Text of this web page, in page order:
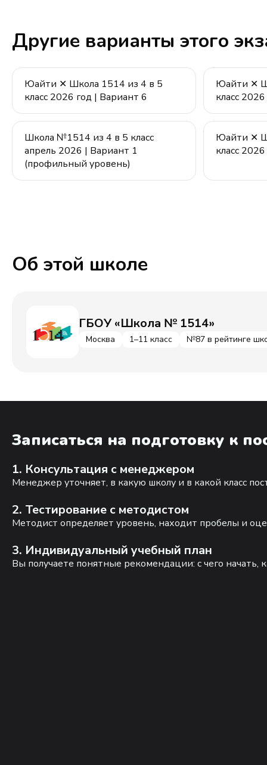
Другие варианты этого
Юайти ✕ Школа 1514 из 4 в 5
класс 2026 год | Вариант 6
Юайти ✕
класс
Школа №1514 из 4 в 5 класс
апрель 2026 | Вариант 1
(профильный уровень)
Юайти ✕
класс
Об этой школе
ГБОУ «Школа № 1514»
Москва 1–11 класс №87 в рейтинге
Записаться на подготовку к
1. Консультация с менеджером
Менеджер уточняет, в какую школу и в какой класс
2. Тестирование с методистом
Методист определяет уровень, находит пробелы и
3. Индивидуальный учебный план
Вы получаете понятные рекомендации: с чего начать,